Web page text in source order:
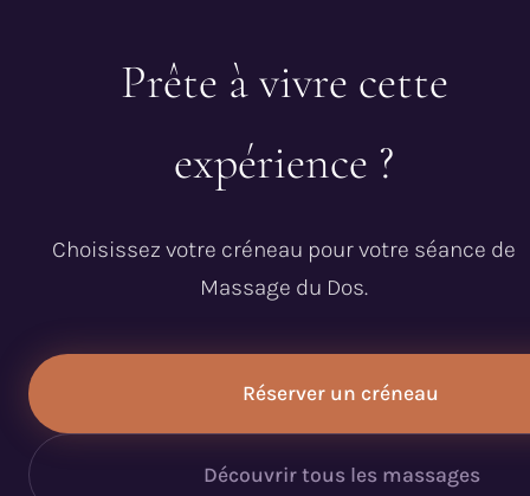
Prête à vivre cette
expérience ?
Choisissez votre créneau pour votre séance de
Massage du Dos.
Réserver un créneau
Découvrir tous les massages